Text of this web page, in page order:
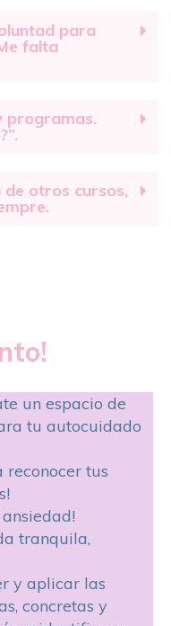
para
falta
programas.
de otros cursos,
un espacio de
tu autocuidado
reconocer tus
tranquila,
y aplicar las
concretas y